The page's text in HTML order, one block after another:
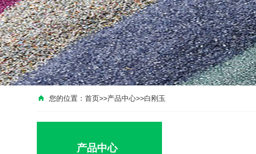
您的位置： 首页>>产品中心>>白刚玉
产品中心